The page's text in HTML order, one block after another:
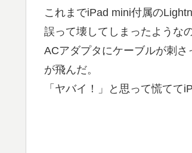
これまでiPad mini付属の
誤って壊してしまったようなの
ACアダプタにケーブルが刺
が飛んだ。
「ヤバイ！」と思って慌てて